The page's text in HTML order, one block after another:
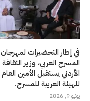
في إطار التحضيرات لمهرجان
المسرح العربي، وزير الثقافة
الأردني يستقبل الأمين العام
للهيئة العربية للمسرح.
يونيو 9, 2026